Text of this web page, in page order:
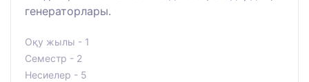
генераторлары.
Оқу жылы - 1
Семестр - 2
Несиелер - 5